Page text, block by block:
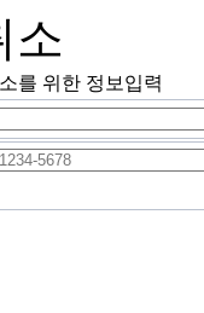
소
를 위한 정보입력